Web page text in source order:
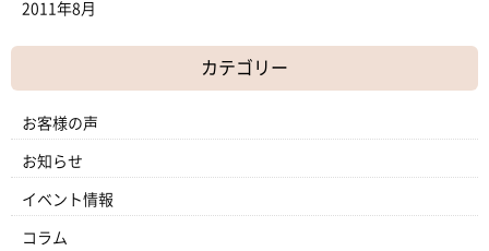
2011年8月
カテゴリー
お客様の声
お知らせ
イベント情報
コラム